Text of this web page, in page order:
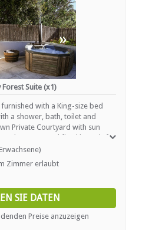
»
Forest Suite (x1)
with a King-size bed
a shower, bath, toilet and
Private Courtyard with sun
shower, wood fired hot tub for
Log Burning fire for
for Summer, unique modern
Zimmer erlaubt
SIE DATEN
Preise anzuzeigen